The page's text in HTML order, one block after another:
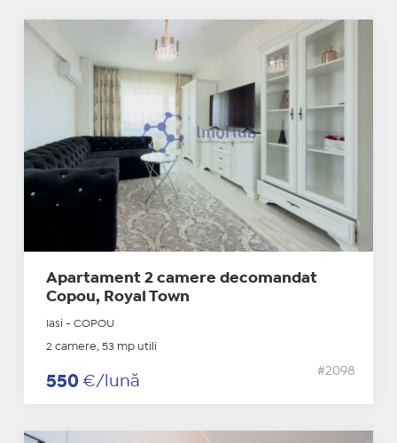
Apartament 2 camere decomandat
Copou, Royal Town
Iasi - COPOU
2 camere, 53 mp utili
550 €/lună
#2098